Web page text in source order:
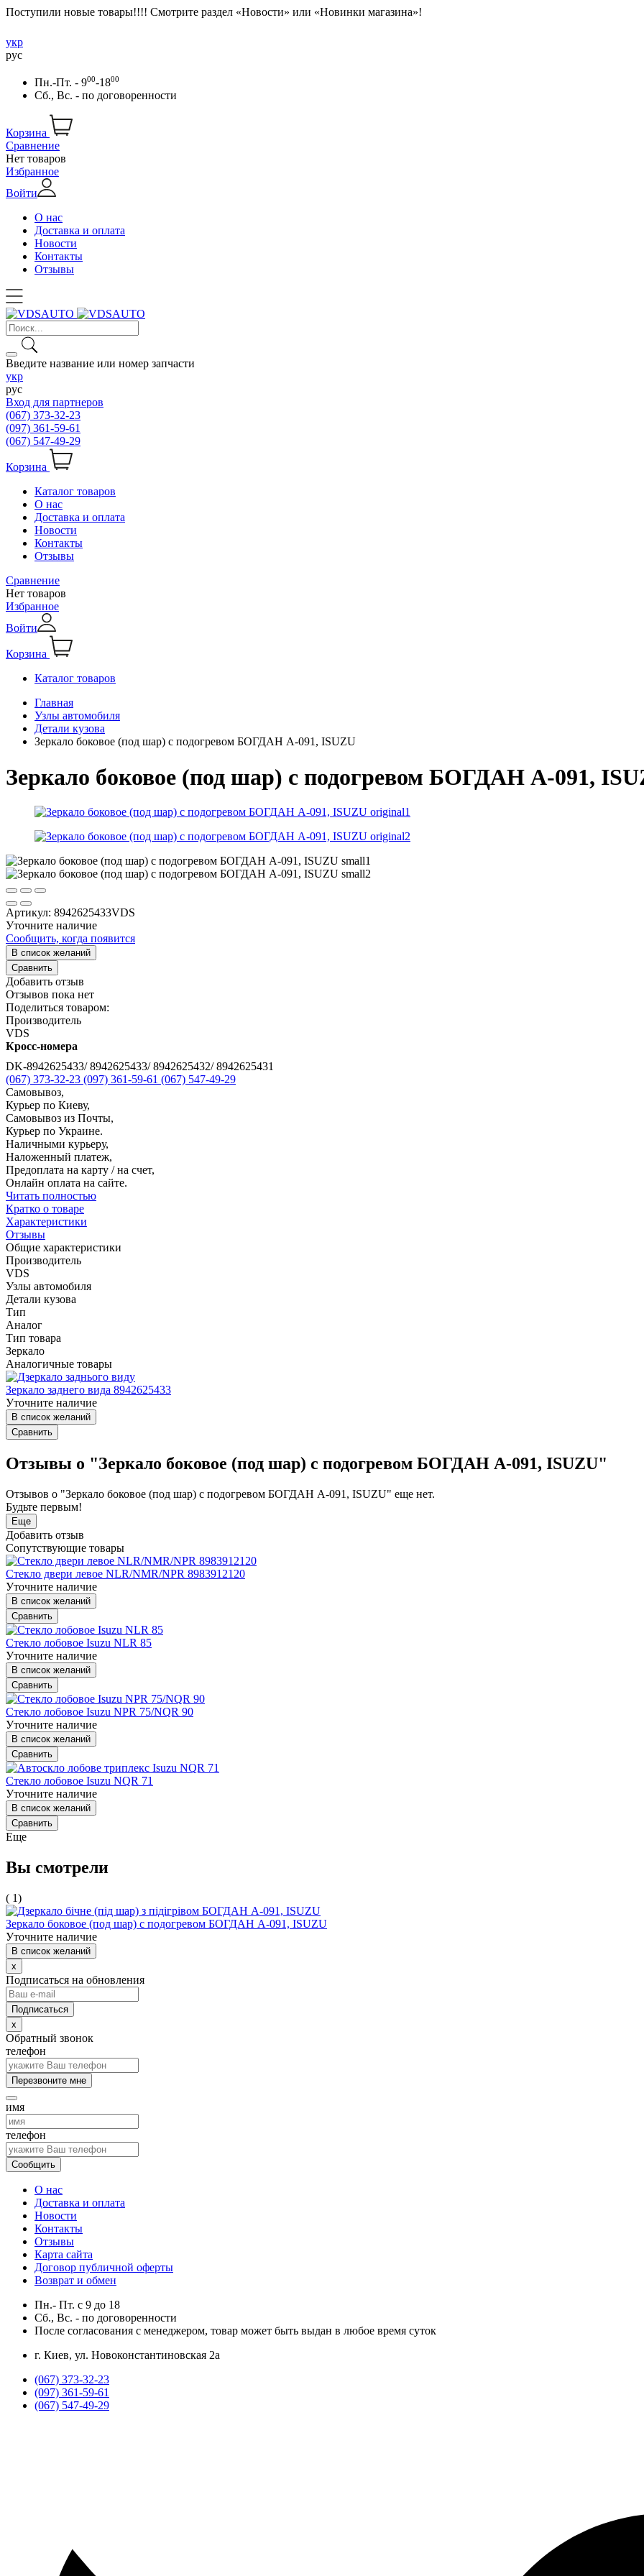
Поступили новые товары!!!! Смотрите раздел «Новости» или «Новинки магазина»!
укр
рус
Пн.-Пт. - 900-1800
Сб., Вс. - по договоренности
Корзина
Сравнение
Нет товаров
Избранное
Войти
О нас
Доставка и оплата
Новости
Контакты
Отзывы
Введите название или номер запчасти
укр
рус
Вход для партнеров
(067) 373-32-23
(097) 361-59-61
(067) 547-49-29
Корзина
Каталог товаров
О нас
Доставка и оплата
Новости
Контакты
Отзывы
Сравнение
Нет товаров
Избранное
Войти
Корзина
Каталог товаров
Главная
Узлы автомобиля
Детали кузова
Зеркало боковое (под шар) с подогревом БОГДАН А-091, ISUZU
Зеркало боковое (под шар) с подогревом БОГДАН А-091,
Артикул: 8942625433VDS
Уточните наличие
Сообщить, когда появится
В список желаний
Сравнить
Добавить отзыв
Отзывов пока нет
Поделиться товаром:
Производитель
VDS
Кросс-номера
DK-8942625433/ 8942625433/ 8942625432/ 8942625431
(067) 373-32-23 (097) 361-59-61 (067) 547-49-29
Самовывоз,
Курьер по Киеву,
Самовывоз из Почты,
Курьер по Украине.
Наличными курьеру,
Наложенный платеж,
Предоплата на карту / на счет,
Онлайн оплата на сайте.
Читать полностью
Кратко о товаре
Характеристики
Отзывы
Общие характеристики
Производитель
VDS
Узлы автомобиля
Детали кузова
Тип
Аналог
Тип товара
Зеркало
Аналогичные товары
Зеркало заднего вида 8942625433
Уточните наличие
В список желаний
Сравнить
Отзывы о "Зеркало боковое (под шар) с подогревом БОГДАН А-091, ISUZU"
Отзывов о "Зеркало боковое (под шар) с подогревом БОГДАН А-091, ISUZU" еще нет.
Будьте первым!
Еще
Добавить отзыв
Сопутствующие товары
Стекло двери левое NLR/NMR/NPR 8983912120
Уточните наличие
В список желаний
Сравнить
Стекло лобовое Isuzu NLR 85
Уточните наличие
В список желаний
Сравнить
Стекло лобовое Isuzu NPR 75/NQR 90
Уточните наличие
В список желаний
Сравнить
Стекло лобовое Isuzu NQR 71
Уточните наличие
В список желаний
Сравнить
Еще
Вы смотрели
( 1)
Зеркало боковое (под шар) с подогревом БОГДАН А-091, ISUZU
Уточните наличие
В список желаний
x
Подписаться на обновления
x
Обратный звонок
телефон
Перезвоните мне
имя
телефон
Сообщить
О нас
Доставка и оплата
Новости
Контакты
Отзывы
Карта сайта
Договор публичной оферты
Возврат и обмен
Пн.- Пт. с 9 до 18
Сб., Вс. - по договоренности
После согласования с менеджером, товар может быть выдан в любое время суток
г. Киев, ул. Новоконстантиновская 2а
(067) 373-32-23
(097) 361-59-61
(067) 547-49-29